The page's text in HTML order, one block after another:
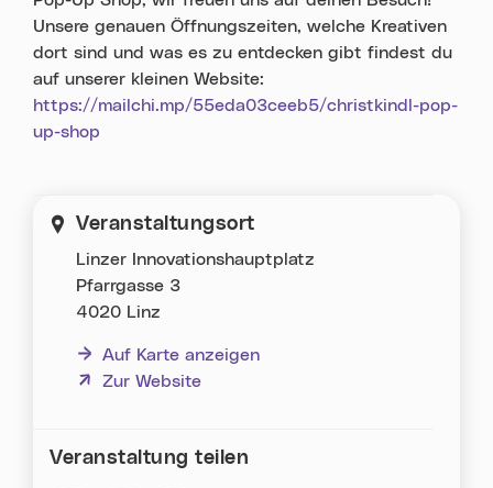
Unsere genauen Öffnungszeiten, welche Kreativen
dort sind und was es zu entdecken gibt findest du
auf unserer kleinen Website:
https://mailchi.mp/55eda03ceeb5/christkindl-pop-
up-shop
Veranstaltungsort
Linzer Innovationshauptplatz
Pfarrgasse 3
4020 Linz
Auf Karte anzeigen
Zur Website
(neues Fenster)
Veranstaltung teilen